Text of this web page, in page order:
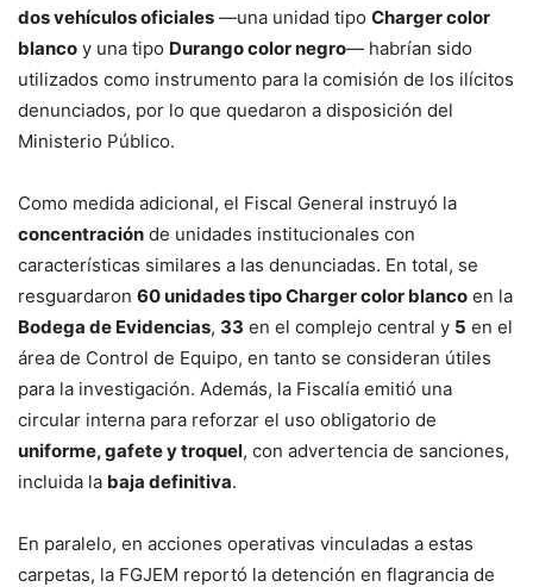
dos vehículos oficiales —una unidad tipo Charger color
blanco y una tipo Durango color negro— habrían sido
utilizados como instrumento para la comisión de los ilícitos
denunciados, por lo que quedaron a disposición del
Ministerio Público.
Como medida adicional, el Fiscal General instruyó la
concentración de unidades institucionales con
características similares a las denunciadas. En total, se
resguardaron 60 unidades tipo Charger color blanco en la
Bodega de Evidencias, 33 en el complejo central y 5 en el
área de Control de Equipo, en tanto se consideran útiles
para la investigación. Además, la Fiscalía emitió una
circular interna para reforzar el uso obligatorio de
uniforme, gafete y troquel, con advertencia de sanciones,
incluida la baja definitiva.
En paralelo, en acciones operativas vinculadas a estas
carpetas, la FGJEM reportó la detención en flagrancia de